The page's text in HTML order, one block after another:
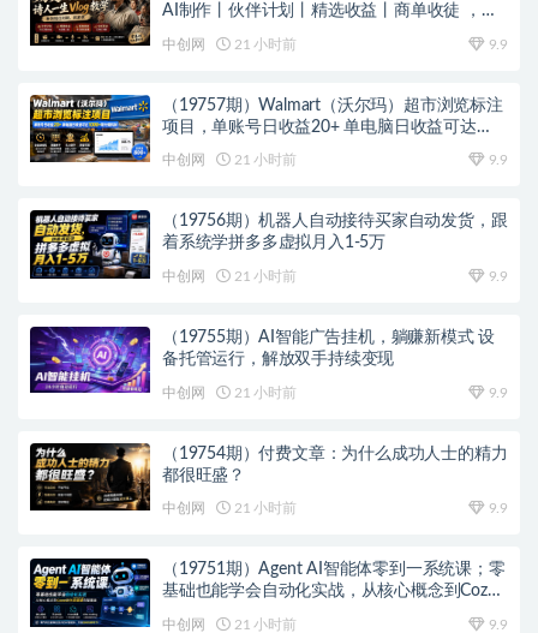
AI制作丨伙伴计划丨精选收益丨商单收徒 ，新
中创网 21 小时前 9.9
（19757期）Walmart（沃尔玛）超市浏览标注
项目，单账号日收益20+ 单电脑日收益可达
中创网 21 小时前 9.9
（19756期）机器人自动接待买家自动发货，跟
着系统学拼多多虚拟月入1-5万
中创网 21 小时前 9.9
（19755期）AI智能广告挂机，躺赚新模式 设
备托管运行，解放双手持续变现
中创网 21 小时前 9.9
（19754期）付费文章：为什么成功人士的精力
都很旺盛？
中创网 21 小时前 9.9
（19751期）Agent AI智能体零到一系统课；零
基础也能学会自动化实战，从核心概念到Coze
中创网 21 小时前 9.9